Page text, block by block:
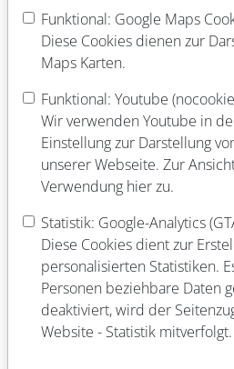
60439 Frankfurt
Nordweststadt
069 95776192
schuelerladen-
Leitung Jonas Bloch
stellv. Leitung Leyla
56
Funktional: Google Maps
Diese Cookies dienen zur
Maps Karten.
Funktional: Youtube
Wir verwenden Youtube in
Einstellung zur Darstellung
unserer Webseite. Zur
Verwendung hier zu.
Statistik: Google-Analytics
Diese Cookies dient zur
personalisierten Statistiken.
Personen beziehbare Daten
deaktiviert, wird der
Website - Statistik mitverfolgt.